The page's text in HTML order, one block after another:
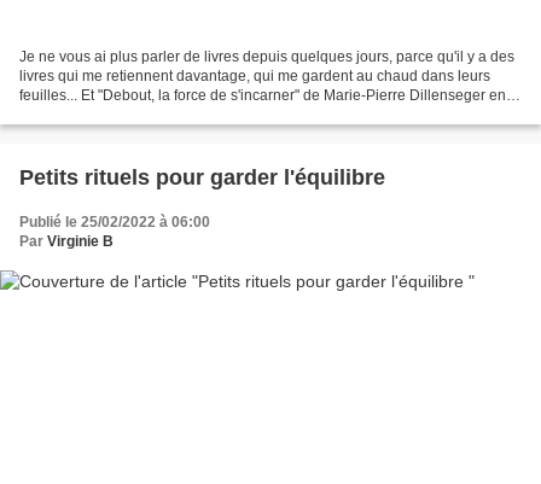
Je ne vous ai plus parler de livres depuis quelques jours, parce qu'il y a des
livres qui me retiennent davantage, qui me gardent au chaud dans leurs
feuilles... Et "Debout, la force de s'incarner" de Marie-Pierre Dillenseger en
Petits rituels pour garder l'équilibre
Publié le 25/02/2022 à 06:00
Par Virginie B